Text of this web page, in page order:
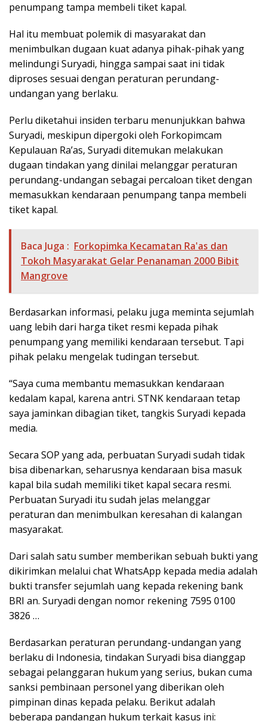
penumpang tampa membeli tiket kapal.
Hal itu membuat polemik di masyarakat dan
menimbulkan dugaan kuat adanya pihak-pihak yang
melindungi Suryadi, hingga sampai saat ini tidak
diproses sesuai dengan peraturan perundang-
undangan yang berlaku.
Perlu diketahui insiden terbaru menunjukkan bahwa
Suryadi, meskipun dipergoki oleh Forkopimcam
Kepulauan Ra’as, Suryadi ditemukan melakukan
dugaan tindakan yang dinilai melanggar peraturan
perundang-undangan sebagai percaloan tiket dengan
memasukkan kendaraan penumpang tanpa membeli
tiket kapal.
Baca Juga : Forkopimka Kecamatan Ra'as dan
Tokoh Masyarakat Gelar Penanaman 2000 Bibit
Mangrove
Berdasarkan informasi, pelaku juga meminta sejumlah
uang lebih dari harga tiket resmi kepada pihak
penumpang yang memiliki kendaraan tersebut. Tapi
pihak pelaku mengelak tudingan tersebut.
“Saya cuma membantu memasukkan kendaraan
kedalam kapal, karena antri. STNK kendaraan tetap
saya jaminkan dibagian tiket, tangkis Suryadi kepada
media.
Secara SOP yang ada, perbuatan Suryadi sudah tidak
bisa dibenarkan, seharusnya kendaraan bisa masuk
kapal bila sudah memiliki tiket kapal secara resmi.
Perbuatan Suryadi itu sudah jelas melanggar
peraturan dan menimbulkan keresahan di kalangan
masyarakat.
Dari salah satu sumber memberikan sebuah bukti yang
dikirimkan melalui chat WhatsApp kepada media adalah
bukti transfer sejumlah uang kepada rekening bank
BRI an. Suryadi dengan nomor rekening 7595 0100
3826 …
Berdasarkan peraturan perundang-undangan yang
berlaku di Indonesia, tindakan Suryadi bisa dianggap
sebagai pelanggaran hukum yang serius, bukan cuma
sanksi pembinaan personel yang diberikan oleh
pimpinan dinas kepada pelaku. Berikut adalah
beberapa pandangan hukum terkait kasus ini: